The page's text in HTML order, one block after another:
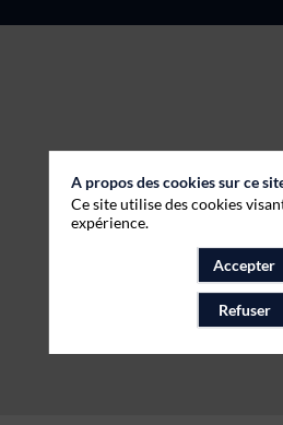
A propos des cookies sur ce
Ce site utilise des cookies
expérience.
Accepter
Refuser